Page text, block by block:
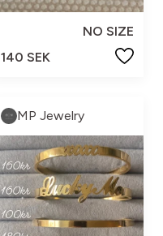
NO SIZE
140 SEK
MP Jewelry